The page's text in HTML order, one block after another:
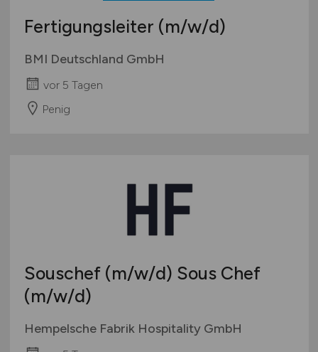
Fertigungsleiter (m/w/d)
BMI Deutschland GmbH
vor 5 Tagen
Penig
Souschef (m/w/d) Sous Chef
(m/w/d)
Hempelsche Fabrik Hospitality GmbH